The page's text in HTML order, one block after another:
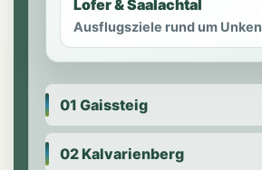
Lofer & Saalachtal
Ausflugsziele rund um Unken
01 Gaissteig
02 Kalvarienberg